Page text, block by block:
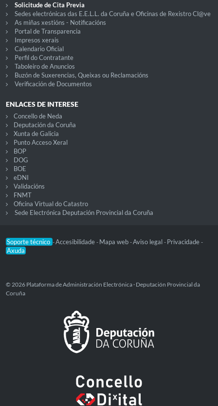
Solicitude de Cita Previa
Sedes electrónicas das E.E.L.L. da Coruña e Oficinas de Rexistro Cl@ve
As miñas xestións - Notificacións
Portal de Transparencia
Impresos xerais
Calendario Oficial
Perfil do Contratante
Taboleiro de Anuncios
Buzón de Suxerencias, Queixas ou Reclamacións
Verificación de Documentos
ENLACES DE INTERESE
Concello de Neda
Deputación da Coruña
Xunta de Galicia
Punto Acceso Xeral
BOP
DOG
BOE
eDNI
Validacións
FNMT
Oficina Virtual do Catastro
Sede Electrónica Deputación Provincial da Coruña
Soporte técnico -Accesibilidade - Mapa web -Aviso legal - Privacidade -
Axuda
© 2026 Plataforma de Administración Electrónica · Deputación Provincial da
Coruña